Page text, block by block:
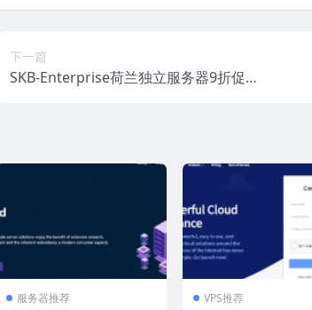
下一篇
SKB-Enterprise荷兰独立服务器9折促
服务器推荐 VPS推荐